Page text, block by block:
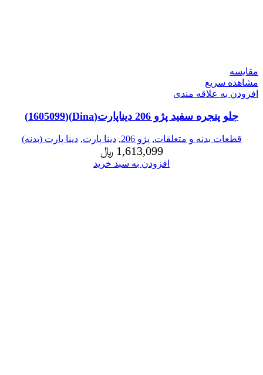
مقایسه
مشاهده سریع
افزودن به علاقه مندی
جلو پنجره سفید پژو 206 دیناپارت(Dina)(1605099)
قطعات بدنه و متعلقات, پژو 206 ,دینا پارت,دینا پارت (بدنه)
1,613,099 ﷼
افزودن به سبد خرید